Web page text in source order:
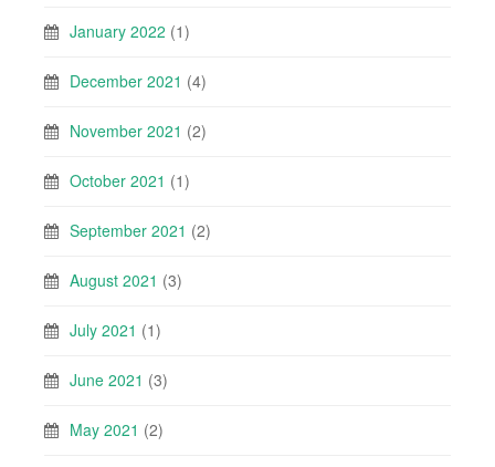
January 2022 (1)
December 2021 (4)
November 2021 (2)
October 2021 (1)
September 2021 (2)
August 2021 (3)
July 2021 (1)
June 2021 (3)
May 2021 (2)